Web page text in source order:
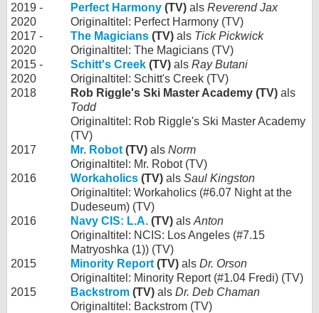
2019 -
2020
Perfect Harmony (TV) als Reverend Jax
Originaltitel: Perfect Harmony (TV)
2017 -
2020
The Magicians (TV) als Tick Pickwick
Originaltitel: The Magicians (TV)
2015 -
2020
Schitt's Creek (TV) als Ray Butani
Originaltitel: Schitt's Creek (TV)
2018
Rob Riggle's Ski Master Academy (TV) als
Todd
Originaltitel: Rob Riggle's Ski Master Academy
(TV)
2017
Mr. Robot (TV) als Norm
Originaltitel: Mr. Robot (TV)
2016
Workaholics (TV) als Saul Kingston
Originaltitel: Workaholics (#6.07 Night at the
Dudeseum) (TV)
2016
Navy CIS: L.A. (TV) als Anton
Originaltitel: NCIS: Los Angeles (#7.15
Matryoshka (1)) (TV)
2015
Minority Report (TV) als Dr. Orson
Originaltitel: Minority Report (#1.04 Fredi) (TV)
2015
Backstrom (TV) als Dr. Deb Chaman
Originaltitel: Backstrom (TV)